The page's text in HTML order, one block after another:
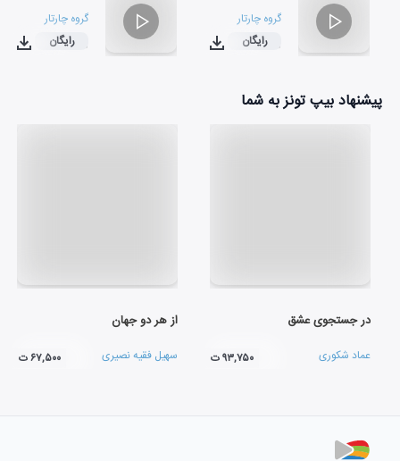
گروه چارتار
۰۳:۵۰
رایگان
گروه چارتار
۰۳:۵۰
رایگان
پیشنهاد بیپ تونز به شما
در جستجوی عشق
عماد شکوری ۹۳,۷۵۰ ت
از هر دو جهان
سهیل فقیه نصیری ۶۷,۵۰۰ ت